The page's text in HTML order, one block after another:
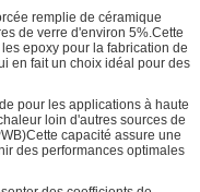
remplie de céramique
de verre d'environ 5%.Cette
epoxy pour la fabrication de
en fait un choix idéal pour des
pour les applications à haute
loin d'autres sources de
capacité assure une
des performances optimales